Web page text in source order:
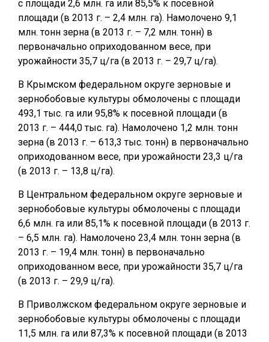
с площади 2,6 млн. га или 85,5% к посевной
площади (в 2013 г. – 2,4 млн. га). Намолочено 9,1
млн. тонн зерна (в 2013 г. – 7,2 млн. тонн) в
первоначально оприходованном весе, при
урожайности 35,7 ц/га (в 2013 г. – 29,7 ц/га).
В Крымском федеральном округе зерновые и
зернобобовые культуры обмолочены с площади
493,1 тыс. га или 95,8% к посевной площади (в
2013 г. – 444,0 тыс. га). Намолочено 1,2 млн. тонн
зерна (в 2013 г. – 613,3 тыс. тонн) в первоначально
оприходованном весе, при урожайности 23,3 ц/га
(в 2013 г. – 13,8 ц/га).
В Центральном федеральном округе зерновые и
зернобобовые культуры обмолочены с площади
6,6 млн. га или 85,1% к посевной площади (в 2013 г.
– 6,5 млн. га). Намолочено 23,4 млн. тонн зерна (в
2013 г. – 19,4 млн. тонн) в первоначально
оприходованном весе, при урожайности 35,7 ц/га
(в 2013 г. – 29,9 ц/га).
В Приволжском федеральном округе зерновые и
зернобобовые культуры обмолочены с площади
11,5 млн. га или 87,3% к посевной площади (в 2013